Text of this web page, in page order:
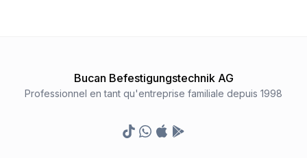
Bucan Befestigungstechnik AG
Professionnel en tant qu'entreprise familiale depuis 1998
TikTokWhatsapp
Appstore
Google Play Store